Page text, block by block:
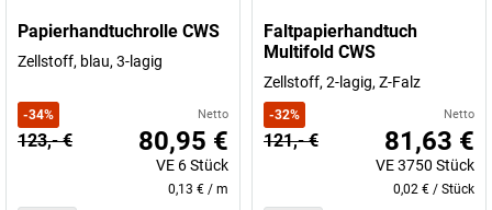
Papierhandtuchrolle CWS
Zellstoff, blau, 3-lagig
-34% Netto
123,- € 80,95 €
VE 6Stück
0,13 € / m
Faltpapierhandtuch
Multifold CWS
Zellstoff, 2-lagig, Z-Falz
-32% Netto
121,- € 81,63 €
VE3750 Stück
0,02 € / Stück